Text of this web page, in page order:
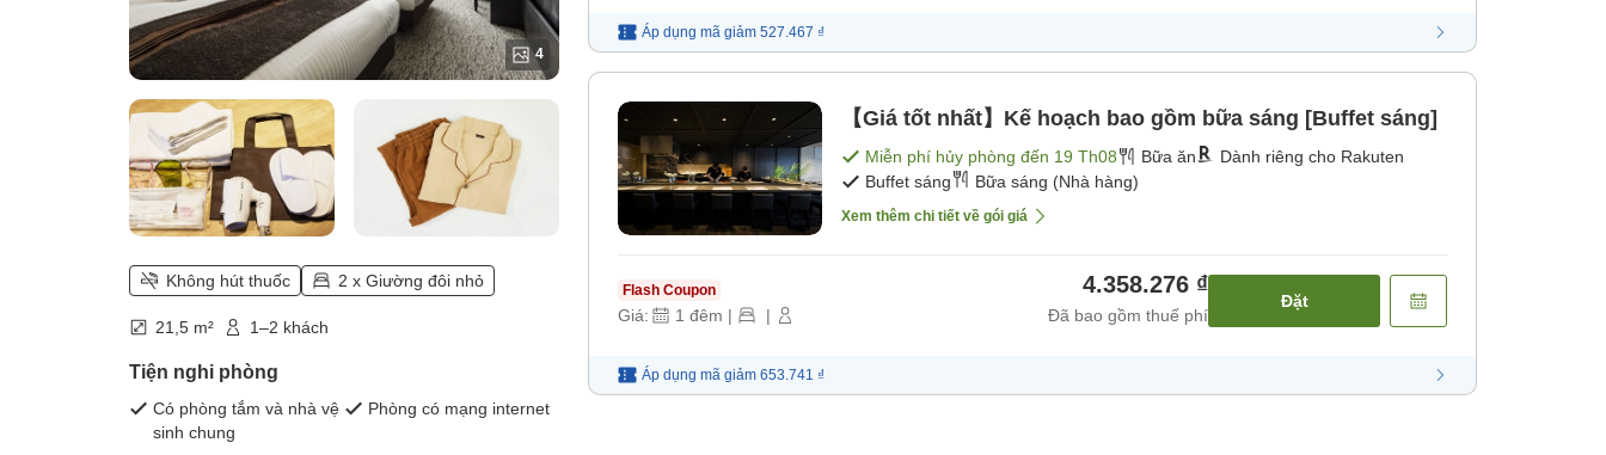
4
Không hút thuốc 2 x Giường đôi nhỏ
21,5 m² 1–2 khách
Tiện nghi phòng
Có phòng tắm và nhà vệ
sinh chung
Phòng có mạng internet
Áp dụng mã giảm 527.467 ₫
【Giá tốt nhất】Kế hoạch bao gồm bữa sáng [Buffet sáng]
Miễn phí hủy phòng đến 19 Th08 Bữa ăn
Dành riêng cho Rakuten
Buffet sáng
Bữa sáng (Nhà hàng)
Xem thêm chi tiết về gói giá
Flash Coupon
Giá: 1 đêm | |
4.358.276 ₫
Đã bao gồm thuế phí
Đặt
Áp dụng mã giảm 653.741 ₫